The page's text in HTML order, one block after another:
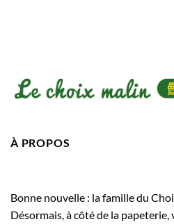
À PROPOS
Bonne nouvelle : la famille du
Désormais, à côté de la